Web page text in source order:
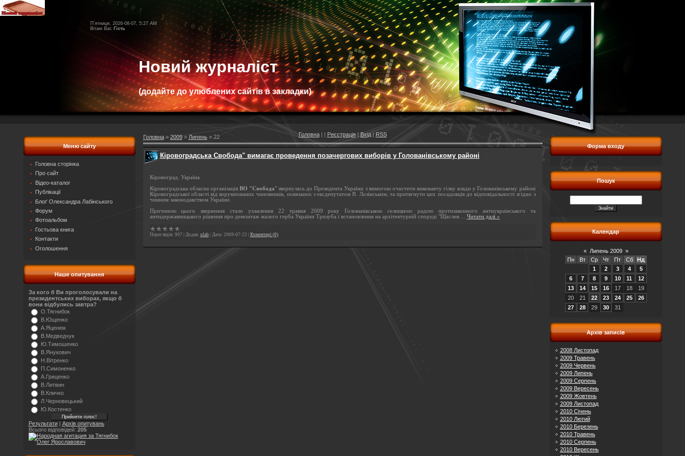
П`ятниця, 2026-08-07, 5:27 AM
Вітаю Вас Гість
Новий журналіст
(додайте до улюблених сайтів в закладки)
Головна| | Реєстрація| Вхід| RSS
Меню сайту
Головна сторінка
Про сайт
Відео-каталог
Публікації
Блоґ Олександра Лабінського
Форум
Фотоальбом
Гостьова книга
Контакти
Оголошення
Наше опитування
За кого б Ви проголосували на
президентських виборах, якщо б
вони відбулись завтра?
О.Тягнибок
В.Ющенко
А.Яценюк
В.Медведчук
Ю.Тимошенко
В.Янукович
Н.Вітренко
П.Симоненко
А.Гриценко
В.Литвин
В.Кличко
Л.Черновецький
Ю.Костенко
Результати| Архів опитувань
Всього відповідей: 205
Головна» 2009 » Липень » 22
Кіровоградська Свобода" вимагає проведення позачергових виборів у Голованівському районі
Кіровоград. Україна
Кіровоградська обласна організація ВО "Свобода" звернулась до Президента України з вимогою очистити виконавчу гілку влади у Голованівському районі
Кіровоградської області від корумпованих чиновників, повязаних з ексдепутатом В. Лозінським, та притягнути цих посадовців до відповідальностізгідно з
чинним законодавством України.
Причиною цього звернення стало ухвалення 22 травня 2009 року Голованівською селищною радою протизаконного антиукраїнського та
антидержавницького рішення про демонтаж малого герба України Тризуба і встановлення на архітектурній споруді "Щаслив Читати далі »
Переглядів: 907 Додав: olab Дата: 2009-07-22 Коментарі (0)
Форма входу
Пошук
Календар
« Липень 2009 »
Пн
Вт Ср Чт Пт Сб
Нд
1
2 3 4
5
6
7 8 9 10 11
12
13
14 15 16 17 18
19
20
21 22 23 24 25
26
27
28 29 30 31
Архів записів
2008 Листопад
2009 Травень
2009 Червень
2009 Липень
2009 Серпень
2009 Вересень
2009 Жовтень
2009 Листопад
2010 Січень
2010 Лютий
2010 Березень
2010 Травень
2010 Серпень
2010 Вересень